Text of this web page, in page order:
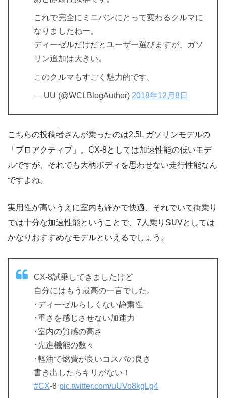
これで完全にミニバンにとって変わるクルマに
なりましたねー。
ディーゼルだけだとユーザー選びますが、ガソ
リン追加は大きい。
このクルマもすごく魅力的です。
— UU (@WCLBlogAuthor) 2018年12月8日
こちらの投稿者さんが乗ったのは2.5L ガソリンモデルの
「プロアクティブ」。CX-8としては加速性能の低いモデ
ルですが、それでも大柄ボディを思わせない走行性能なん
ですよね。
実用性が高いうえに室内も静かで快適、それでいて街乗り
では十分な加速性能ということで、7人乗りSUVとしては
かなりおすすめなモデルといえるでしょう。
CX-8試乗してきましたけど
自分にはもう最高の一言でした。
･ディーゼルらしくない静粛性
･重さを感じさせない加速力
･室内の質感の高さ
･先進機能の数々
･軽油で燃費が良いコスパの良さ
書き出したらキリがない！
#CX-8 pic.twitter.com/uUVo8kgLg4